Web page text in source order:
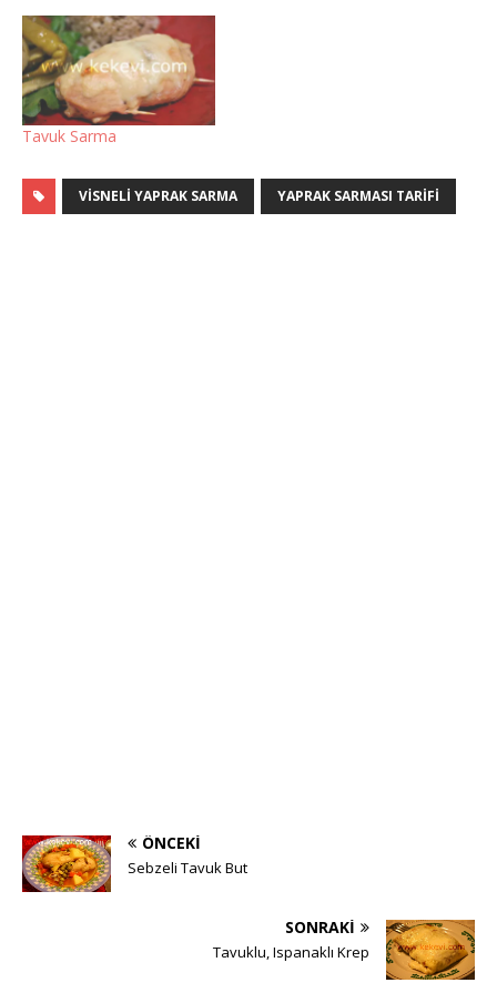
Tavuk Sarma
VISNELI YAPRAK SARMA YAPRAK SARMASI TARIFI
ÖNCEKI
Sebzeli Tavuk But
SONRAKI
Tavuklu, Ispanaklı Krep